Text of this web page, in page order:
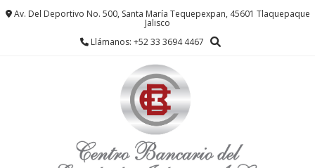
Saltar
Av. Del Deportivo No. 500, Santa María Tequepexpan, 45601 Tlaquepaque
Jalisco
Llámanos: +52 33 3694 4467